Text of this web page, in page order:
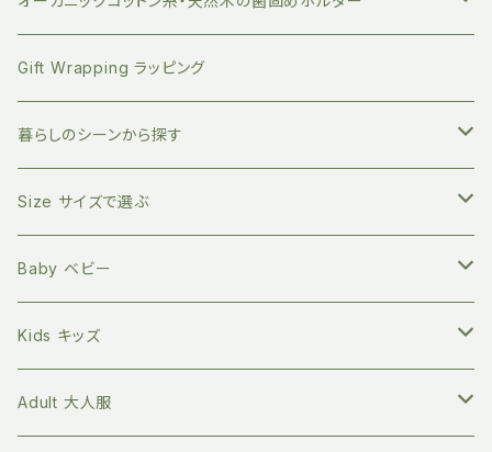
竹のデンタルスティックフロス
繰り返し使える ストロー
オーガニックコットン100% エコバッグ
自然素材のキッチン用品
天然へちまスポンジ
オーガニック100% マイカトラリーセット
プラフリーのステンレス保存容器セット
GOTS認証 メッシュエコバッグ
絵本 大人向け
英語の絵本 (日本語CD付き)
バイリンガル絵本(英語と日本語)
環境問題関連の本
食べ物の本
ファッションの本
EAST END HIGHLANDERS
SLEEP NO MORE スリープノーモア
Zoologia ズーロジア
Born to Explore ボーントゥエクスプロアー
Petites Pommes プティットポム
mana.ORGANIC LIVING
おしゃぶり・おもちゃホルダー
マグホルダー
マルチホルダー
Gift Wrapping ラッピング
暮らしのシーンから探す
地球にやさしく暮らす
マルチレスキューバーム
キッチングッズ
親子の絵本時間に
かわいいあの子の出産祝いに
本を読む時間を作ってみる
Size サイズで選ぶ
新生児サイズ
60サイズ 3ヶ月
70サイズ 6ヶ月
Baby ベビー
Tops トップス
Long sleeve 長袖
Bottoms ボトムス
Kids キッズ
Tops トップス
Adult 大人服